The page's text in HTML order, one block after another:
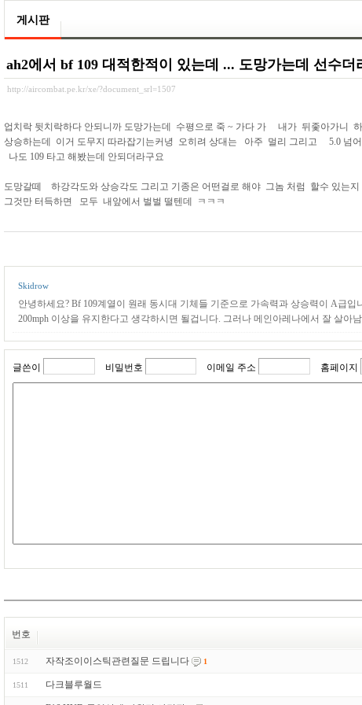
게시판
ah2에서 bf 109 대적한적이 있는데 ... 도망가는데 선수더
http://aircombat.pe.kr/xe/?document_srl=1507
업치락 뒷치락하다 안되니까 도망가는데 수평으로 죽 ~ 가다 가 내가 뒤좇아가니
상승하는데 이거 도무지 따라잡기는커녕 오히려 상대는 아주 멀리 그리고 5.0 넘
나도 109 타고 해봤는데 안되더라구요
도망갈떼 하강각도와 상승각도 그리고 기종은 어떤걸로 해야 그놈 처럼 할수 있는지
그것만 터득하면 모두 내앞에서 벌벌 떨텐데 ㅋㅋㅋ
Skidrow
안녕하세요? Bf 109계열이 원래 동시대 기체들 기준으로 가속력과 상승력이 A급
200mph 이상을 유지한다고 생각하시면 될겁니다. 그러나 메인아레나에서 잘 살
글쓴이 비밀번호 이메일 주소 홈페이지
번호
1512 자작조이이스틱관련질문 드립니다 1
1511 다크블루월드